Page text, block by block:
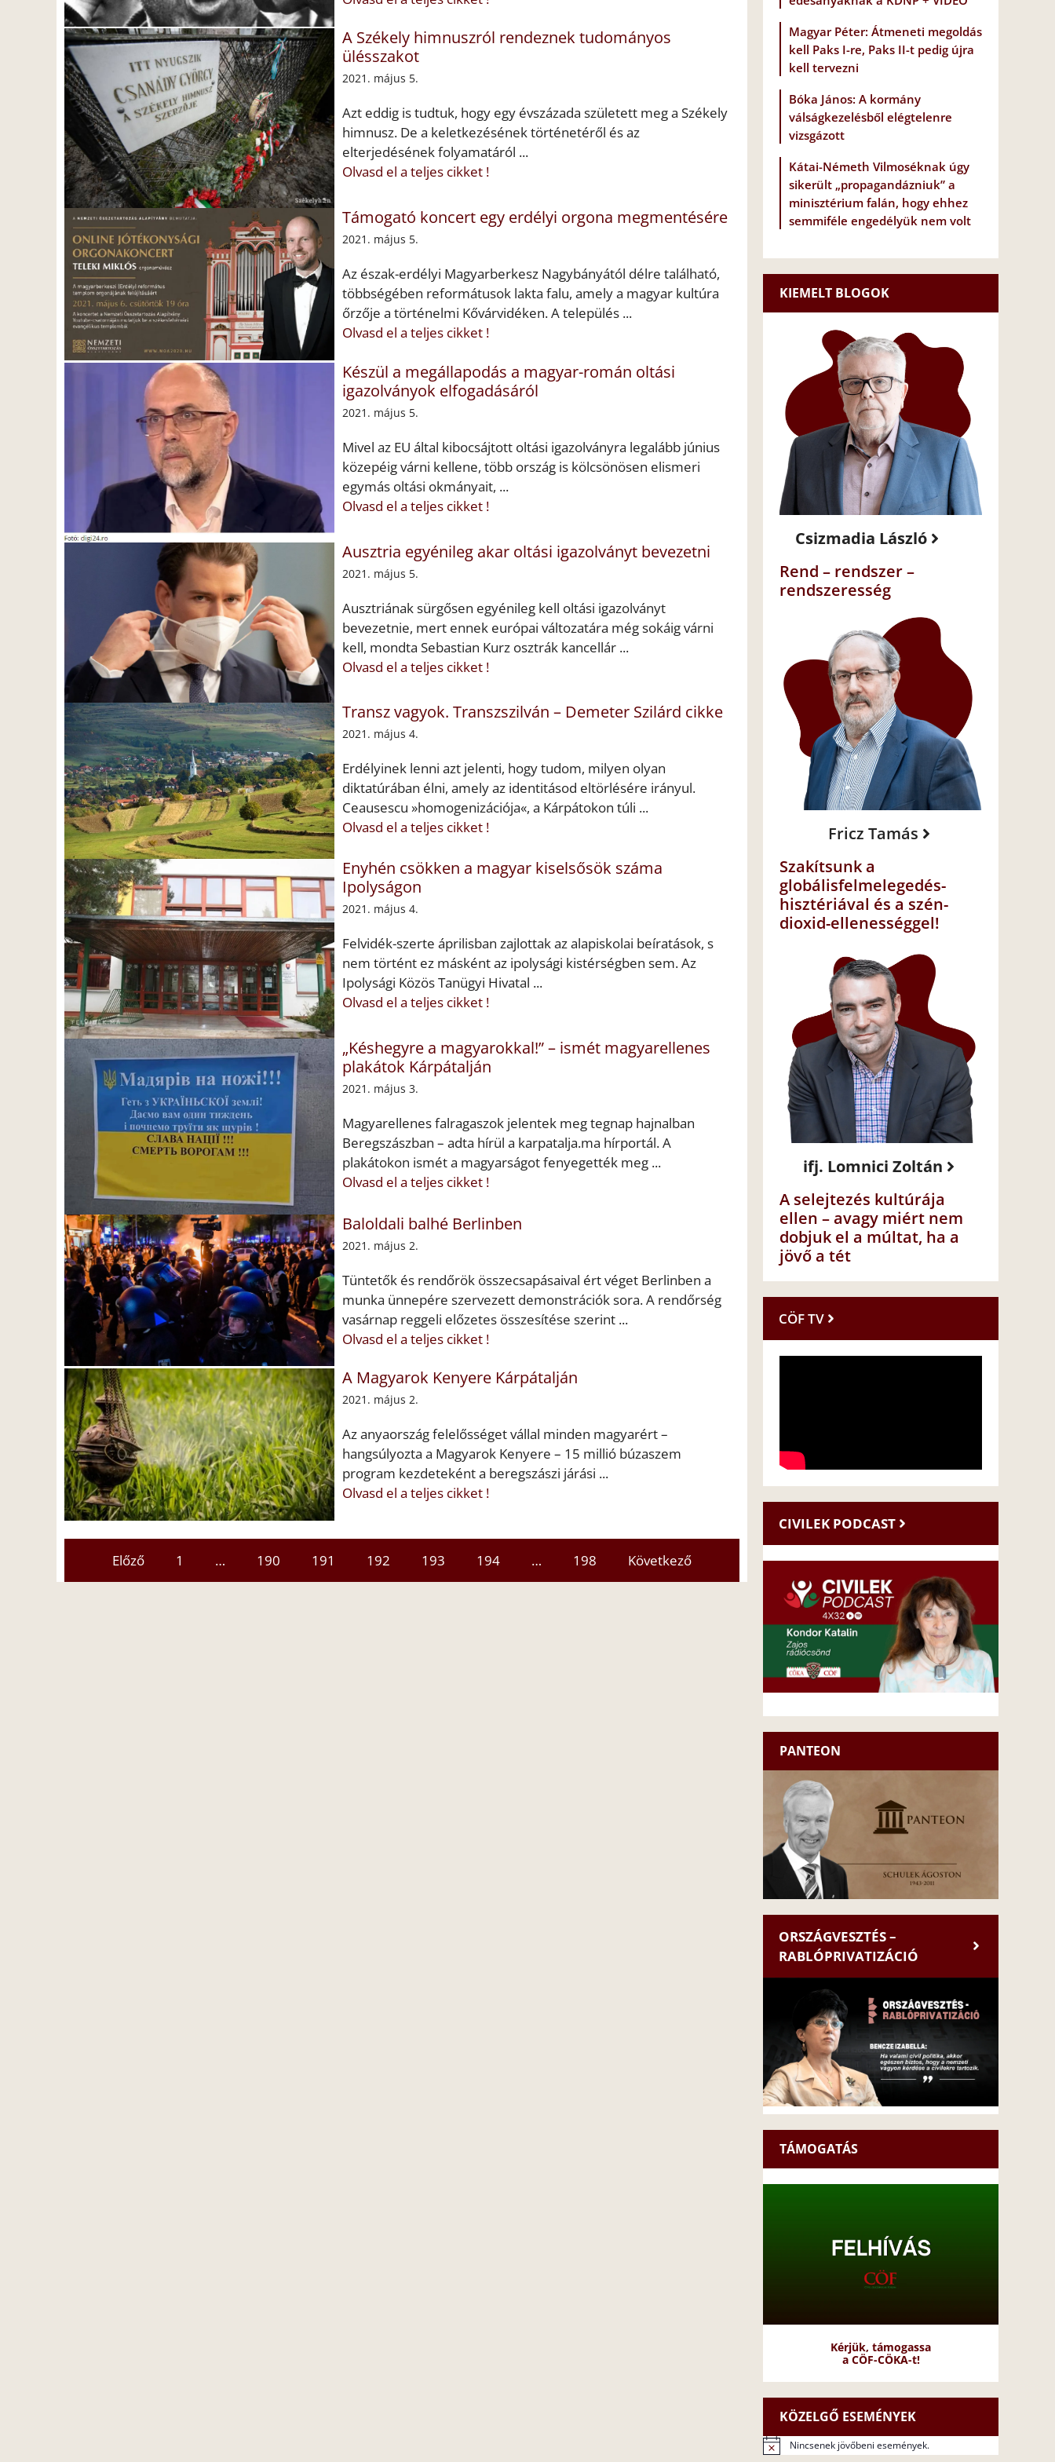
A Székely himnuszról rendeznek tudományos
ülésszakot
2021. május 5.
Azt eddig is tudtuk, hogy egy évszázada született meg a Székely
himnusz. De a keletkezésének történetéről és az
elterjedésének folyamatáról ...
Olvasd el a teljes cikket !
Támogató koncert egy erdélyi orgona megmentésére
2021. május 5.
Az észak-erdélyi Magyarberkesz Nagybányától délre található,
többségében reformátusok lakta falu, amely a magyar kultúra
őrzője a történelmi Kővárvidéken. A település ...
Olvasd el a teljes cikket !
Készül a megállapodás a magyar-román oltási
igazolványok elfogadásáról
2021. május 5.
Mivel az EU által kibocsájtott oltási igazolványra legalább június
közepéig várni kellene, több ország is kölcsönösen elismeri
egymás oltási okmányait, ...
Olvasd el a teljes cikket !
Ausztria egyénileg akar oltási igazolványt bevezetni
2021. május 5.
Ausztriának sürgősen egyénileg kell oltási igazolványt
bevezetnie, mert ennek európai változatára még sokáig várni
kell, mondta Sebastian Kurz osztrák kancellár ...
Olvasd el a teljes cikket !
Transz vagyok. Transzszilván – Demeter Szilárd cikke
2021. május 4.
Erdélyinek lenni azt jelenti, hogy tudom, milyen olyan
diktatúrában élni, amely az identitásod eltörlésére irányul.
Ceausescu »homogenizációja«, a Kárpátokon túli ...
Olvasd el a teljes cikket !
Enyhén csökken a magyar kiselsősök száma
Ipolyságon
2021. május 4.
Felvidék-szerte áprilisban zajlottak az alapiskolai beíratások, s
nem történt ez másként az ipolysági kistérségben sem. Az
Ipolysági Közös Tanügyi Hivatal ...
Olvasd el a teljes cikket !
„Késhegyre a magyarokkal!” – ismét magyarellenes
plakátok Kárpátalján
2021. május 3.
Magyarellenes falragaszok jelentek meg tegnap hajnalban
Beregszászban – adta hírül a karpatalja.ma hírportál. A
plakátokon ismét a magyarságot fenyegették meg ...
Olvasd el a teljes cikket !
Baloldali balhé Berlinben
2021. május 2.
Tüntetők és rendőrök összecsapásaival ért véget Berlinben a
munka ünnepére szervezett demonstrációk sora. A rendőrség
vasárnap reggeli előzetes összesítése szerint ...
Olvasd el a teljes cikket !
A Magyarok Kenyere Kárpátalján
2021. május 2.
Az anyaország felelősséget vállal minden magyarért –
hangsúlyozta a Magyarok Kenyere – 15 millió búzaszem
program kezdeteként a beregszászi járási ...
Olvasd el a teljes cikket !
Előző 1 … 190 191 192 193 194 … 198 Következő
Magyar Péter: Átmeneti megoldás
kell Paks I-re, Paks II-t pedig újra
kell tervezni
Bóka János: A kormány
válságkezelésből elégtelenre
vizsgázott
Kátai-Németh Vilmoséknak úgy
sikerült „propagandázniuk” a
minisztérium falán, hogy ehhez
semmiféle engedélyük nem volt
KIEMELT BLOGOK
Csizmadia László
Rend – rendszer –
rendszeresség
Fricz Tamás
Szakítsunk a
globálisfelmelegedés-
hisztériával és a szén-
dioxid-ellenességgel!
ifj. Lomnici Zoltán
A selejtezés kultúrája
ellen – avagy miért nem
dobjuk el a múltat, ha a
jövő a tét
CÖF TV
CIVILEK PODCAST
PANTEON
ORSZÁGVESZTÉS –
RABLÓPRIVATIZÁCIÓ
TÁMOGATÁS
Kérjük, támogassa
a CÖF-CÖKA-t!
KÖZELGŐ ESEMÉNYEK
N
Nincsenek jövőbeni események.